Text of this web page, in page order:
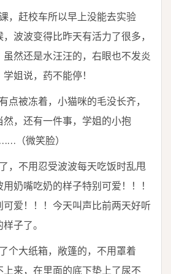
，赶校车所以早上没能去实验
波波变得比昨天有活力了很多，
然还是水汪汪的，右眼也不发炎
姐说，药不能停！
点被冻着，小猫咪的毛没长齐，
，还有一件事，学姐的小抱
（微笑脸）
，不用忍受波波每天吃饭时乱甩
奶嘴吃奶的样子特别可爱！！！
爱！！！今天叫声比前两天好听
子了。
个大纸箱，敞篷的，不用罩着
来，在里面的底下垫上了尿不